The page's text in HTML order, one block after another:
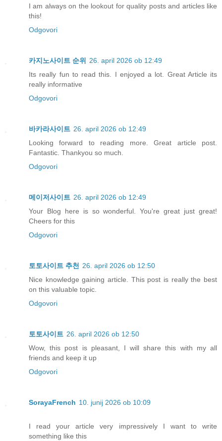
I am always on the lookout for quality posts and articles like
this!
Odgovori
카지노사이트 순위 26. april 2026 ob 12:49
Its really fun to read this. I enjoyed a lot. Great Article its
really informative
Odgovori
바카라사이트 26. april 2026 ob 12:49
Looking forward to reading more. Great article post.
Fantastic. Thankyou so much.
Odgovori
메이저사이트 26. april 2026 ob 12:49
Your Blog here is so wonderful. You're great just great!
Cheers for this
Odgovori
토토사이트 추천 26. april 2026 ob 12:50
Nice knowledge gaining article. This post is really the best
on this valuable topic.
Odgovori
토토사이트 26. april 2026 ob 12:50
Wow, this post is pleasant, I will share this with my all
friends and keep it up
Odgovori
SorayaFrench 10. junij 2026 ob 10:09
I read your article very impressively I want to write
something like this